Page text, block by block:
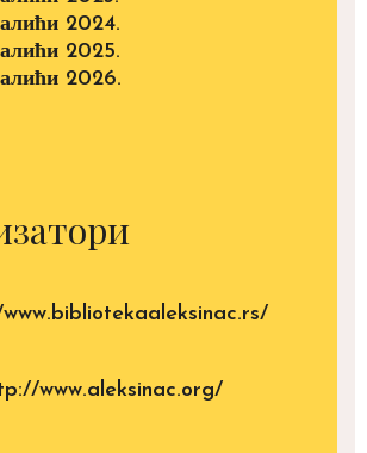
2024.
2025.
2026.
www.aleksinac.org/